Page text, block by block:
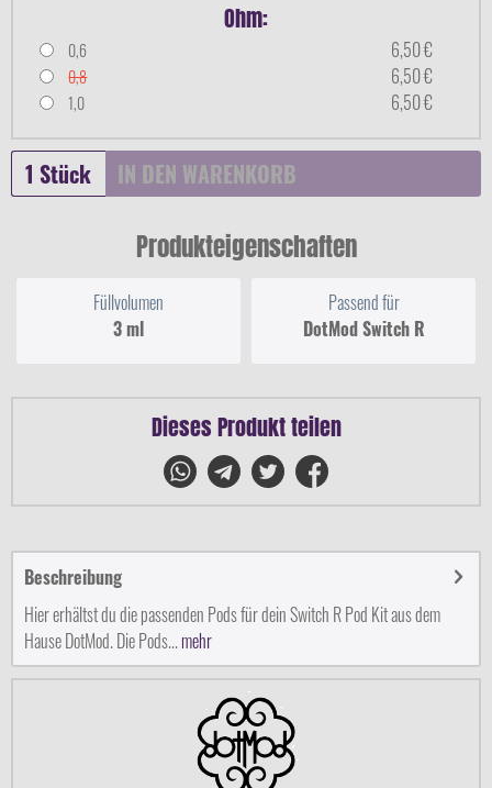
Ohm:
0,6 6,50 €
0,8 6,50 €
1,0 6,50 €
IN DEN WARENKORB
Produkteigenschaften
Füllvolumen
3 ml
Passend für
DotMod Switch R
Dieses Produkt teilen
Beschreibung
Hier erhältst du die passenden Pods für dein Switch R Pod Kit aus dem
Hause DotMod. Die Pods...mehr